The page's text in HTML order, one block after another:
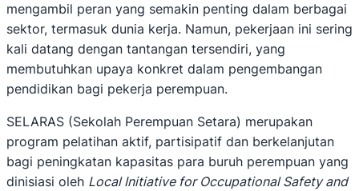
mengambil peran yang semakin penting dalam berbagai
sektor, termasuk dunia kerja. Namun, pekerjaan ini sering
kali datang dengan tantangan tersendiri, yang
membutuhkan upaya konkret dalam pengembangan
pendidikan bagi pekerja perempuan.
SELARAS (Sekolah Perempuan Setara) merupakan
program pelatihan aktif, partisipatif dan berkelanjutan
bagi peningkatan kapasitas para buruh perempuan yang
dinisiasi oleh Local Initiative for Occupational Safety and